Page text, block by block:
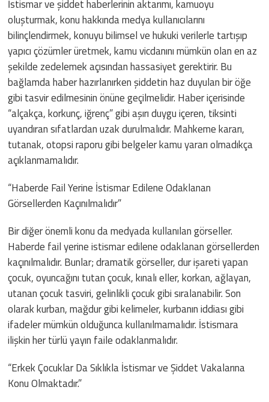
İstismar ve şiddet haberlerinin aktarımı, kamuoyu
oluşturmak, konu hakkında medya kullanıcılarını
bilinçlendirmek, konuyu bilimsel ve hukuki verilerle tartışıp
yapıcı çözümler üretmek, kamu vicdanını mümkün olan en az
şekilde zedelemek açısından hassasiyet gerektirir. Bu
bağlamda haber hazırlanırken şiddetin haz duyulan bir öğe
gibi tasvir edilmesinin önüne geçilmelidir. Haber içerisinde
“alçakça, korkunç, iğrenç” gibi aşırı duygu içeren, tiksinti
uyandıran sıfatlardan uzak durulmalıdır. Mahkeme kararı,
tutanak, otopsi raporu gibi belgeler kamu yararı olmadıkça
açıklanmamalıdır.
“Haberde Fail Yerine İstismar Edilene Odaklanan
Görsellerden Kaçınılmalıdır”
Bir diğer önemli konu da medyada kullanılan görseller.
Haberde fail yerine istismar edilene odaklanan görsellerden
kaçınılmalıdır. Bunlar; dramatik görseller, dur işareti yapan
çocuk, oyuncağını tutan çocuk, kınalı eller, korkan, ağlayan,
utanan çocuk tasviri, gelinlikli çocuk gibi sıralanabilir. Son
olarak kurban, mağdur gibi kelimeler, kurbanın iddiası gibi
ifadeler mümkün olduğunca kullanılmamalıdır. İstismara
ilişkin her türlü yayın faile odaklanmalıdır.
“Erkek Çocuklar Da Sıklıkla İstismar ve Şiddet Vakalarına
Konu Olmaktadır.”